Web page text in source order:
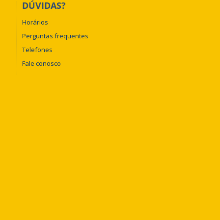
DÚVIDAS?
Horários
Perguntas frequentes
Telefones
Fale conosco